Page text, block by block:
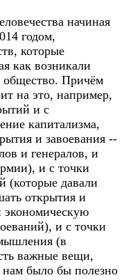
начиная
годом,
которые
как возникали
Причём
на это, например,
и с
капитализма,
и завоевания --
и генералов, и
и с точки
(которые давали
открытия и
экономическую
и с точки
(в
важные вещи,
было бы полезно